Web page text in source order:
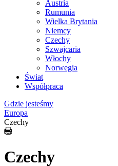
Austria
Rumunia
Wielka Brytania
Niemcy
Czechy
Szwajcaria
Włochy
Norwegia
Świat
Współpraca
Gdzie jesteśmy
Europa
Czechy
Czechy